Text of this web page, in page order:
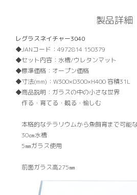
製品詳細
レグラスネイチャー3040
JANコード： 4972814 150379
セット内容： 水槽/ウレタンマット
標準価格： オープン価格
寸法(mm)： W300×D300×H400 容積31L
商品説明： ガラスの中の小さな世界
作る・育てる・観る・愉しむ
本格的なテラリウムから魚飼育まで可能
30㎝水槽
5㎜ガラス使用
前面ガラス高275㎜